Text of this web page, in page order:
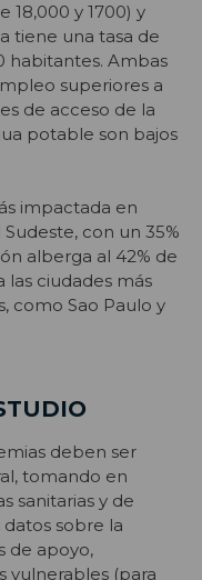
18,000 y 1700) y
tiene una tasa de
habitantes. Ambas
superiores a
de acceso de la
potable son bajos
impactada en
con un 35%
alberga al 42% de
las ciudades más
como Sao Paulo y
deben ser
tomando en
sanitarias y de
sobre la
de apoyo,
vulnerables (para